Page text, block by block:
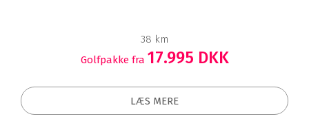
38 km
Golfpakke fra 17.995 DKK
LÆS MERE